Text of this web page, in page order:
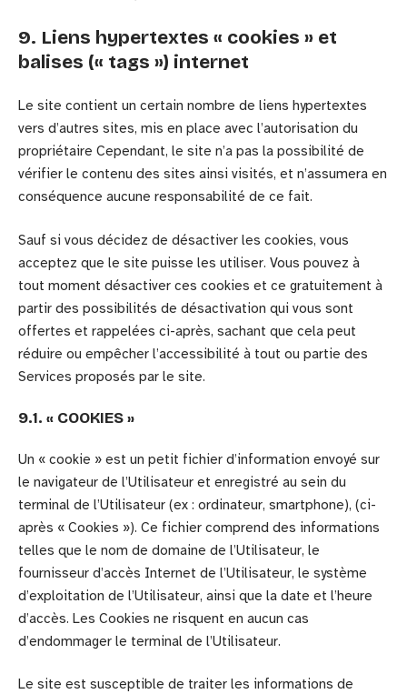
9. Liens hypertextes « cookies » et
balises (« tags ») internet
Le site contient un certain nombre de liens hypertextes
vers d’autres sites, mis en place avec l’autorisation du
propriétaire Cependant, le site n’a pas la possibilité de
vérifier le contenu des sites ainsi visités, et n’assumera en
conséquence aucune responsabilité de ce fait.
Sauf si vous décidez de désactiver les cookies, vous
acceptez que le site puisse les utiliser. Vous pouvez à
tout moment désactiver ces cookies et ce gratuitement à
partir des possibilités de désactivation qui vous sont
offertes et rappelées ci-après, sachant que cela peut
réduire ou empêcher l’accessibilité à tout ou partie des
Services proposés par le site.
9.1. « COOKIES »
Un « cookie » est un petit fichier d’information envoyé sur
le navigateur de l’Utilisateur et enregistré au sein du
terminal de l’Utilisateur (ex : ordinateur, smartphone), (ci-
après « Cookies »). Ce fichier comprend des informations
telles que le nom de domaine de l’Utilisateur, le
fournisseur d’accès Internet de l’Utilisateur, le système
d’exploitation de l’Utilisateur, ainsi que la date et l’heure
d’accès. Les Cookies ne risquent en aucun cas
d’endommager le terminal de l’Utilisateur.
Le site est susceptible de traiter les informations de